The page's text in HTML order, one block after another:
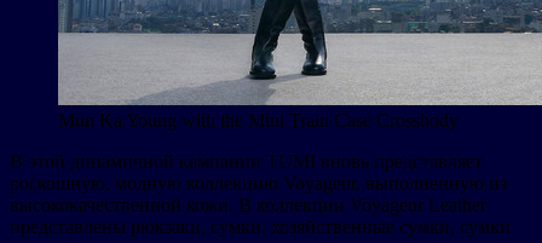
Mun Ka Young with the Mini Train Case Crossbody
В этой динамичной кампании TUMI вновь представляет
роскошную, модную коллекцию Voyageur, выполненную из
высококачественной кожи. В коллекции Voyageur Leather
представлены рюкзаки, сумки, хозяйственные сумки, сумки